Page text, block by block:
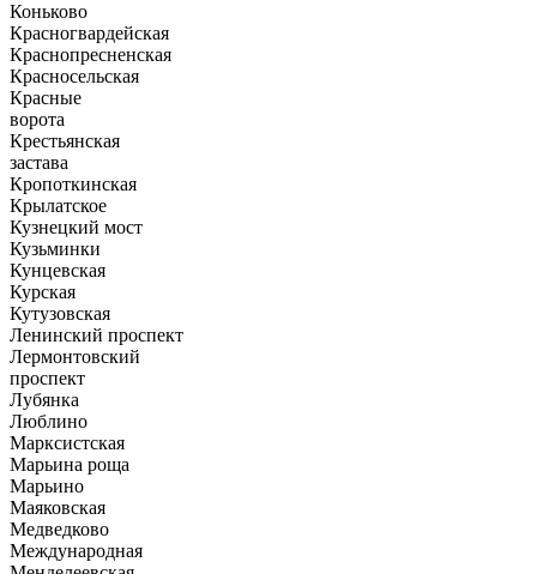
Коньково
Красногвардейская
Краснопресненская
Красносельская
Красные
ворота
Крестьянская
застава
Кропоткинская
Крылатское
Кузнецкий мост
Кузьминки
Кунцевская
Курская
Кутузовская
Ленинский проспект
Лермонтовский
проспект
Лубянка
Люблино
Марксистская
Марьина роща
Марьино
Маяковская
Медведково
Международная